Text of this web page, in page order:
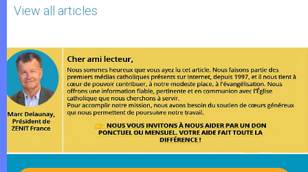
View all articles